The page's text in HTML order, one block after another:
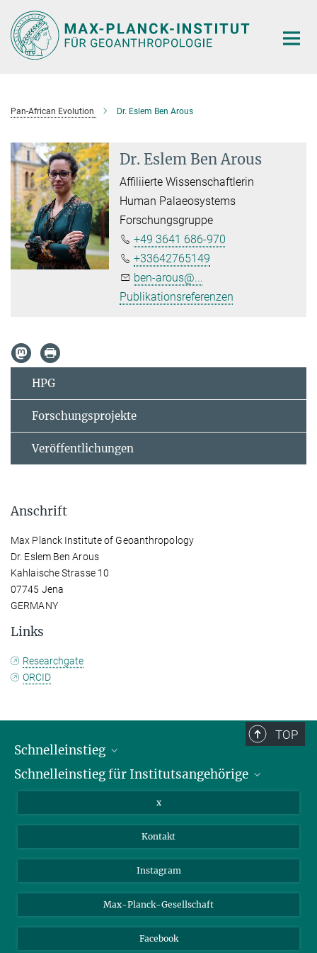
Hauptinhalt
Pan-African Evolution Dr. Eslem Ben Arous
Dr. Eslem Ben Arous
Affiliierte Wissenschaftlerin
Human Palaeosystems
Forschungsgruppe
+49 3641 686-970
+33642765149
ben-arous@...
Publikationsreferenzen
HPG
Forschungsprojekte
Veröffentlichungen
Anschrift
Max Planck Institute of Geoanthropology
Dr. Eslem Ben Arous
Kahlaische Strasse 10
07745 Jena
GERMANY
Links
Researchgate
ORCID
TOP
Schnelleinstieg
Bibliothek
Schnelleinstieg für Institutsangehörige
Nextcloud
x
Kontakt
Instagram
Max-Planck-Gesellschaft
Facebook